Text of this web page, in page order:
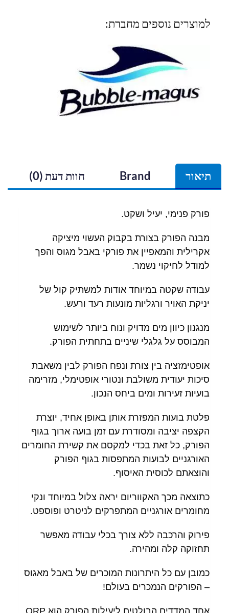
למוצרים נוספים מחברת:
תיאור Brand חוות דעת (0)
פורק פנימי, יעיל ושקט.
מבנה הפורק בצורת בקבוק העשוי מיציקה
אקרילית והמאפיין את פורקי באבל מגוס והפך
למודל לחיקוי נשמר.
עבודה שקטה במיוחד אודות למשתיק קול של
יניקת האויר ורגליות מונעות רעד ורעש.
מנגנון כיוון מים מדויק ונוח ביותר לשימוש
המבוסס על גלגלי שיניים בתחתית הפורק.
אופטימזציה בין צורת ונפח הפורק לבין משאבת
סיכות יעודית משולבת ונטורי אופטימלי, מזרימה
בועיות זעירות ומים ביחס הנכון.
פלטת בועות המפזרת אותן באופן אחיד, יוצרת
הקצפה יציבה ומסודרת עם זמן בועה ארוך בגוף
הפורק, כל זאת בכדי למקסם את קשירת החומרים
האורגניים לבועות המתפסות בגוף הפורק
והוצאתם לכוסית האיסוף.
כתוצאה מכך האקווריום יראה צלול במיוחד ונקי
מחומרים אורגניים המתפרקים לניטרט ופוספט.
פירוק והרכבה ללא צורך בכלי עבודה מאפשר
תחזוקה קלה ומהירה.
כמובן עם כל היתרונות המוכרים של באבל מאגוס
– הפורקים הנמכרים בעולם!